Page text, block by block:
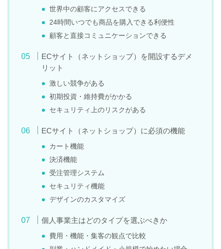
世界中の顧客にアクセスできる
24時間いつでも商品を購入できる利便性
顧客と直接コミュニケーションできる
ECサイト（ネットショップ）を開設するデメ
リット
激しい競争がある
初期投資・維持費がかかる
セキュリティ上のリスクがある
ECサイト（ネットショップ）に必須の機能
カート機能
決済機能
受注管理システム
セキュリティ機能
デザインのカスタマイズ
個人事業主はどのタイプを選ぶべきか
費用・機能・集客の観点で比較